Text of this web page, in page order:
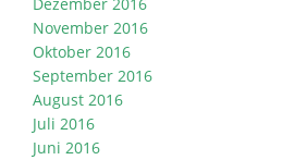
November 2016
Oktober 2016
September 2016
August 2016
Juli 2016
Juni 2016